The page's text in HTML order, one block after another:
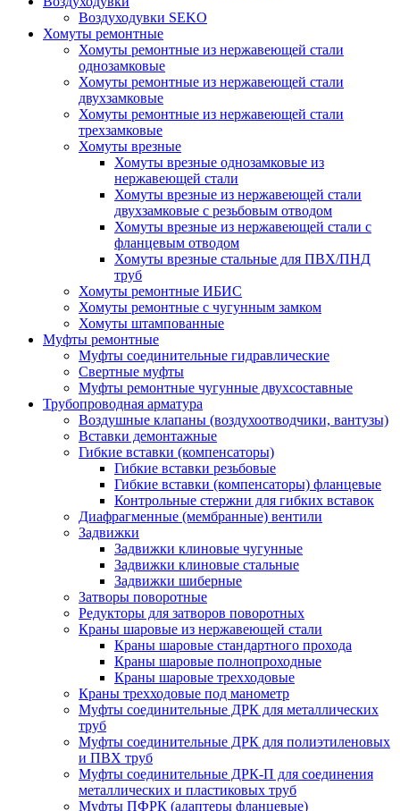
Воздуходувки SEKO
Хомуты ремонтные
Хомуты ремонтные из нержавеющей стали
однозамковые
Хомуты ремонтные из нержавеющей стали
двухзамковые
Хомуты ремонтные из нержавеющей стали
трехзамковые
Хомуты врезные
Хомуты врезные однозамковые из
нержавеющей стали
Хомуты врезные из нержавеющей стали
двухзамковые с резьбовым отводом
Хомуты врезные из нержавеющей стали с
фланцевым отводом
Хомуты врезные стальные для ПВХ/ПНД
труб
Хомуты ремонтные ИБИС
Хомуты ремонтные с чугунным замком
Хомуты штампованные
Муфты ремонтные
Муфты соединительные гидравлические
Свертные муфты
Муфты ремонтные чугунные двухсоставные
Трубопроводная арматура
Воздушные клапаны (воздухоотводчики, вантузы)
Вставки демонтажные
Гибкие вставки (компенсаторы)
Гибкие вставки резьбовые
Гибкие вставки (компенсаторы) фланцевые
Контрольные стержни для гибких вставок
Диафрагменные (мембранные) вентили
Задвижки
Задвижки клиновые чугунные
Задвижки клиновые стальные
Задвижки шиберные
Затворы поворотные
Редукторы для затворов поворотных
Краны шаровые из нержавеющей стали
Краны шаровые стандартного прохода
Краны шаровые полнопроходные
Краны шаровые трехходовые
Краны трехходовые под манометр
Муфты соединительные ДРК для металлических
труб
Муфты соединительные ДРК для полиэтиленовых
и ПВХ труб
Муфты соединительные ДРК-П для соединения
металлических и пластиковых труб
Муфты ПФРК (адаптеры фланцевые)